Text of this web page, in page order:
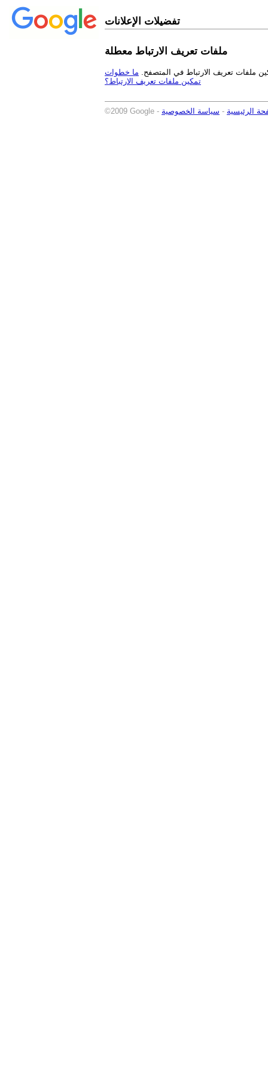
تفضيلات الإعلانات
ملفات تعريف الارتباط معطلة
ملفات تعريف الارتباط في المتصفح. ما خطوات
تمكين ملفات تعريف الارتباط؟
©2009 Google - الرئيسية - سياسة الخصوصية